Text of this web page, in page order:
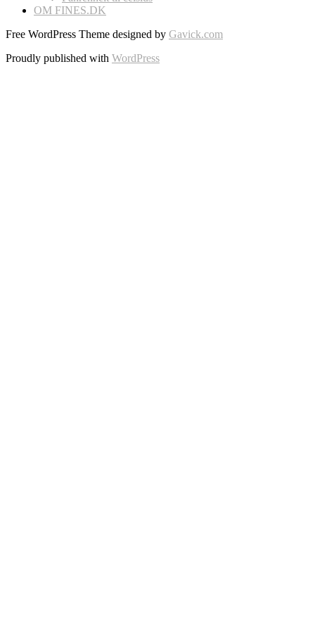
OM FINES.DK
Free WordPress Theme designed by Gavick.com
Proudly published with WordPress